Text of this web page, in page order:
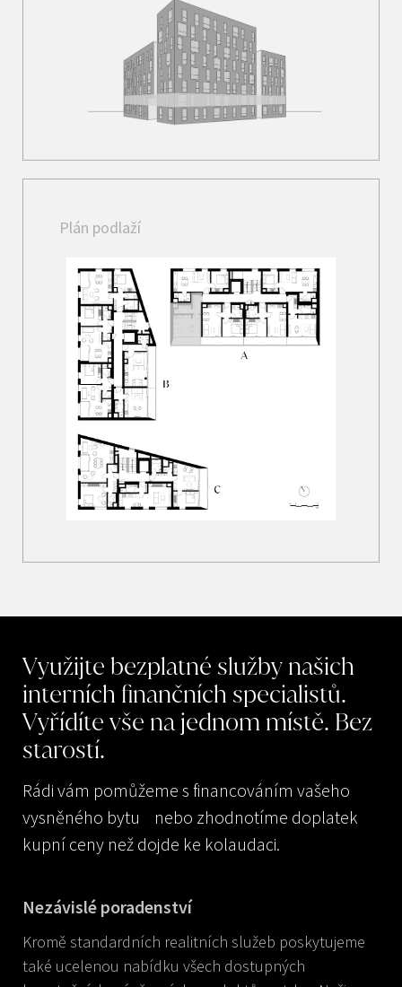
Plán podlaží
Využijte bezplatné služby našich
interních finančních specialistů.
Vyřídíte vše na jednom místě. Bez
starostí.
Rádi vám pomůžeme s financováním vašeho
vysněného bytu nebo zhodnotíme doplatek
kupní ceny než dojde ke kolaudaci.
Nezávislé poradenství
Kromě standardních realitních služeb poskytujeme
také ucelenou nabídku všech dostupných